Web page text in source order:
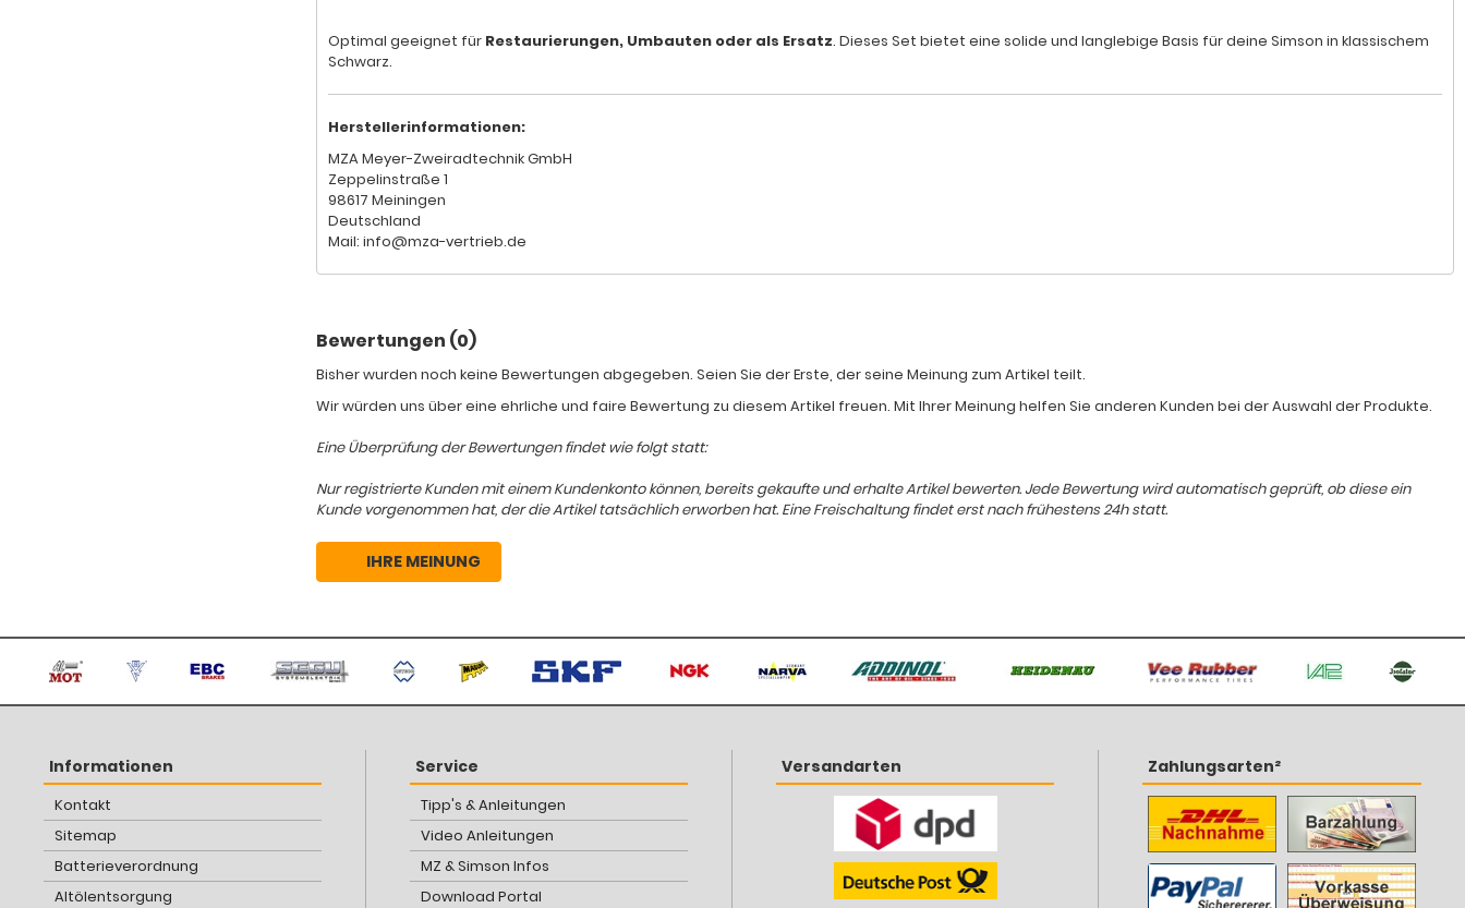
Optimal geeignet für Restaurierungen, Umbauten oder als Ersatz. Dieses Set bietet eine solide und langlebige Basis für deine Simson in klassischem
Schwarz.
Herstellerinformationen:
MZA Meyer-Zweiradtechnik GmbH
Zeppelinstraße 1
98617 Meiningen
Deutschland
Mail: info@mza-vertrieb.de
Bewertungen (0)
Bisher wurden noch keine Bewertungen abgegeben. Seien Sie der Erste, der seine Meinung zum Artikel teilt.
Wir würden uns über eine ehrliche und faire Bewertung zu diesem Artikel freuen. Mit Ihrer Meinung helfen Sie anderen Kunden bei der Auswahl der Produkte.
Eine Überprüfung der Bewertungen findet wie folgt statt:
Nur registrierte Kunden mit einem Kundenkonto können, bereits gekaufte und erhalte Artikel bewerten. Jede Bewertung wird automatisch geprüft, ob diese ein
Kunde vorgenommen hat, der die Artikel tatsächlich erworben hat. Eine Freischaltung findet erst nach frühestens 24h statt.
IHRE MEINUNG
Informationen
Kontakt
Sitemap
Batterieverordnung
Altölentsorgung
Service
Tipp's & Anleitungen
Video Anleitungen
MZ & Simson Infos
Download Portal
Versandarten Zahlungsarten²